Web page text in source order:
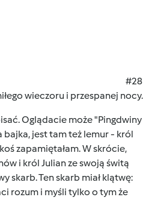
#28
wieczoru i przespanej nocy.
Oglądacie może "Pingdwiny
bajka, jest tam też lemur - król
zapamiętałam. W skrócie,
i król Julian ze swoją świtą
skarb. Ten skarb miał klątwę:
rozum i myśli tylko o tym że